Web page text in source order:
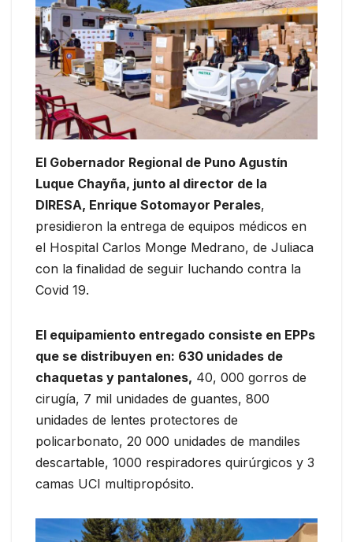
El Gobernador Regional de Puno Agustín
Luque Chayña, junto al director de la
DIRESA, Enrique Sotomayor Perales,
presidieron la entrega de equipos médicos en
el Hospital Carlos Monge Medrano, de Juliaca
con la finalidad de seguir luchando contra la
Covid 19.
El equipamiento entregado consiste en EPPs
que se distribuyen en: 630 unidades de
chaquetas y pantalones, 40, 000 gorros de
cirugía, 7 mil unidades de guantes, 800
unidades de lentes protectores de
policarbonato, 20 000 unidades de mandiles
descartable, 1000 respiradores quirúrgicos y 3
camas UCI multipropósito.